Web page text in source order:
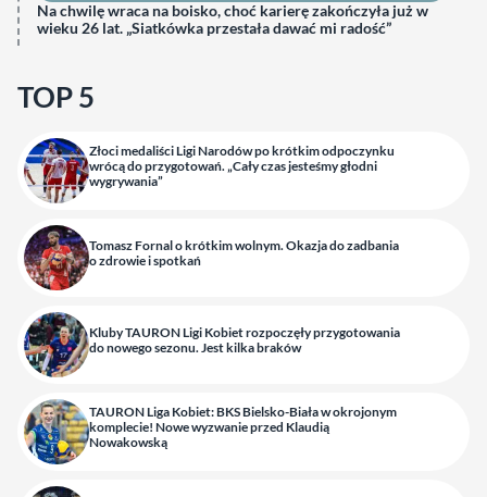
Na chwilę wraca na boisko, choć karierę zakończyła już w
wieku 26 lat. „Siatkówka przestała dawać mi radość”
TOP 5
Złoci medaliści Ligi Narodów po krótkim odpoczynku
wrócą do przygotowań. „Cały czas jesteśmy głodni
wygrywania”
Tomasz Fornal o krótkim wolnym. Okazja do zadbania
o zdrowie i spotkań
Kluby TAURON Ligi Kobiet rozpoczęły przygotowania
do nowego sezonu. Jest kilka braków
TAURON Liga Kobiet: BKS Bielsko-Biała w okrojonym
komplecie! Nowe wyzwanie przed Klaudią
Nowakowską